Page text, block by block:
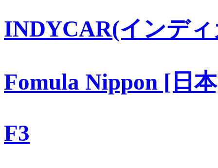
INDYCAR(インデ
Fomula Nippon [日
F3